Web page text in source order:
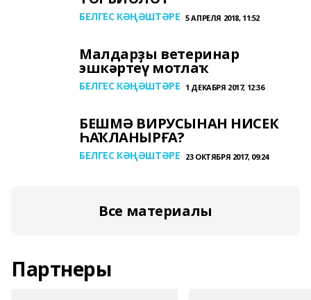
БЕЛГЕС КӘҢӘШТӘРЕ 5 АПРЕЛЯ 2018, 11:52
Малдарҙы ветеринар
эшкәртеү мотлаҡ
БЕЛГЕС КӘҢӘШТӘРЕ 1 ДЕКАБРЯ 2017, 12:36
БЕШМӘ ВИРУСЫНАН НИСЕК
ҺАҠЛАНЫРҒА?
БЕЛГЕС КӘҢӘШТӘРЕ 23 ОКТЯБРЯ 2017, 09:24
Все материалы
Партнеры